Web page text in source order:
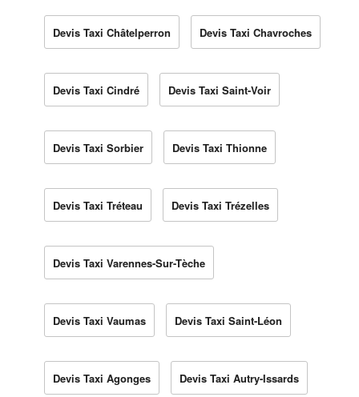
Devis Taxi Châtelperron Devis Taxi Chavroches
Devis Taxi Cindré Devis Taxi Saint-Voir
Devis Taxi Sorbier Devis Taxi Thionne
Devis Taxi Tréteau Devis Taxi Trézelles
Devis Taxi Varennes-Sur-Tèche
Devis Taxi Vaumas Devis Taxi Saint-Léon
Devis Taxi Agonges Devis Taxi Autry-Issards